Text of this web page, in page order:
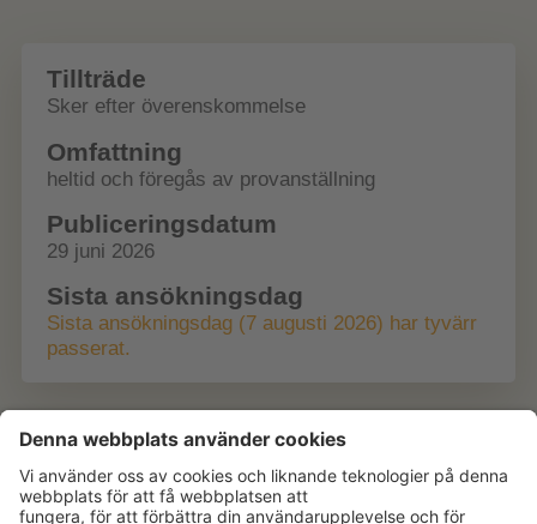
Tillträde
Sker efter överenskommelse
Omfattning
heltid och föregås av provanställning
Publiceringsdatum
29 juni 2026
Sista ansökningsdag
Sista ansökningsdag (7 augusti 2026) har tyvärr
passerat.